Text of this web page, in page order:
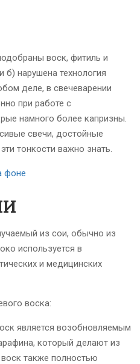
воск, фитиль и
б) нарушена технология
деле, в свечеварении
при работе с
намного более капризны.
свечи, достойные
тонкости важно знать.
из сои, обычно из
используется в
и медицинских
воска:
является возобновляемым
который делают из
также полностью